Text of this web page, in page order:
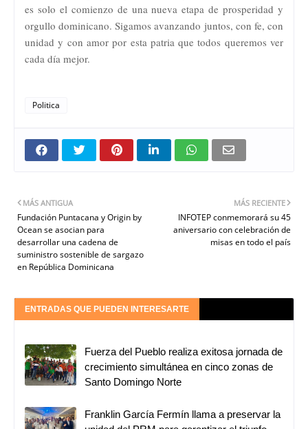
es solo el comienzo de una nueva etapa de prosperidad y
orgullo dominicano. Sigamos avanzando juntos, con fe, con
unidad y con amor por esta patria que todos queremos ver
cada día mejor.
Politica
MÁS RECIENTE
INFOTEP conmemorará su 45
aniversario con celebración de
misas en todo el país
MÁS ANTIGUA
Fundación Puntacana y Origin by
Ocean se asocian para
desarrollar una cadena de
suministro sostenible de sargazo
en República Dominicana
ENTRADAS QUE PUEDEN INTERESARTE
Fuerza del Pueblo realiza exitosa jornada de
crecimiento simultánea en cinco zonas de
Santo Domingo Norte
Franklin García Fermín llama a preservar la